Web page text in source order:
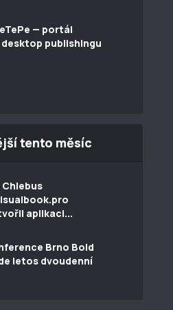
— portál
desktop publishingu
tento měsíc
Chlebus
aplikaci...
Brno Bold
letos dvoudenní